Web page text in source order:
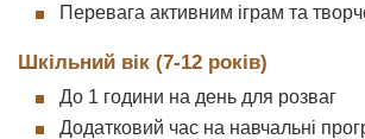
Перевага активним іграм та
Шкільний вік (7-12 років)
До 1 години на день для розваг
Додатковий час на навчальні